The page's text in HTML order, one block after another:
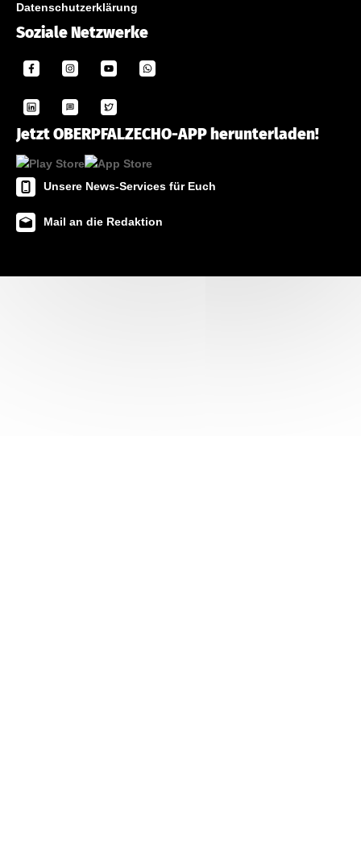
Datenschutzerklärung
Soziale Netzwerke
Jetzt OBERPFALZECHO-APP herunterladen!
Unsere News-Services für Euch
Mail an die Redaktion